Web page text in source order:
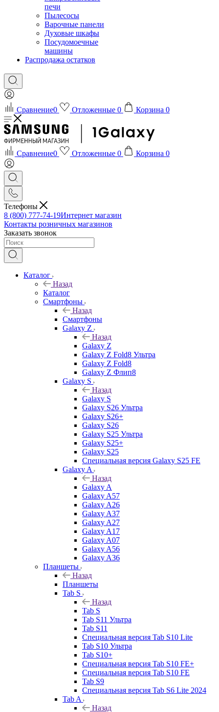
печи
Пылесосы
Варочные панели
Духовые шкафы
Посудомоечные
машины
Распродажа остатков
Сравнение0 Отложенные 0 Корзина 0
Сравнение0 Отложенные 0 Корзина 0
Телефоны
8 (800) 777-74-19Интернет магазин
Контакты розничных магазинов
Заказать звонок
Каталог
Назад
Каталог
Смартфоны
Назад
Смартфоны
Galaxy Z
Назад
Galaxy Z
Galaxy Z Fold8 Ультра
Galaxy Z Fold8
Galaxy Z Флип8
Galaxy S
Назад
Galaxy S
Galaxy S26 Ультра
Galaxy S26+
Galaxy S26
Galaxy S25 Ультра
Galaxy S25+
Galaxy S25
Специальная версия Galaxy S25 FE
Galaxy A
Назад
Galaxy A
Galaxy A57
Galaxy A26
Galaxy A37
Galaxy A27
Galaxy A17
Galaxy A07
Galaxy A56
Galaxy A36
Планшеты
Назад
Планшеты
Tab S
Назад
Tab S
Tab S11 Ультра
Tab S11
Специальная версия Tab S10 Lite
Tab S10 Ультра
Tab S10+
Специальная версия Tab S10 FE+
Специальная версия Tab S10 FE
Tab S9
Специальная версия Tab S6 Lite 2024
Tab A
Назад